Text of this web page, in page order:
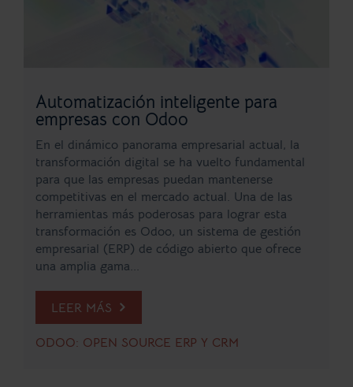
Automatización inteligente para
empresas con Odoo
En el dinámico panorama empresarial actual, la
transformación digital se ha vuelto fundamental
para que las empresas puedan mantenerse
competitivas en el mercado actual. Una de las
herramientas más poderosas para lograr esta
transformación es Odoo, un sistema de gestión
empresarial (ERP) de código abierto que ofrece
una amplia gama...
LEER MÁS
ODOO: OPEN SOURCE ERP Y CRM